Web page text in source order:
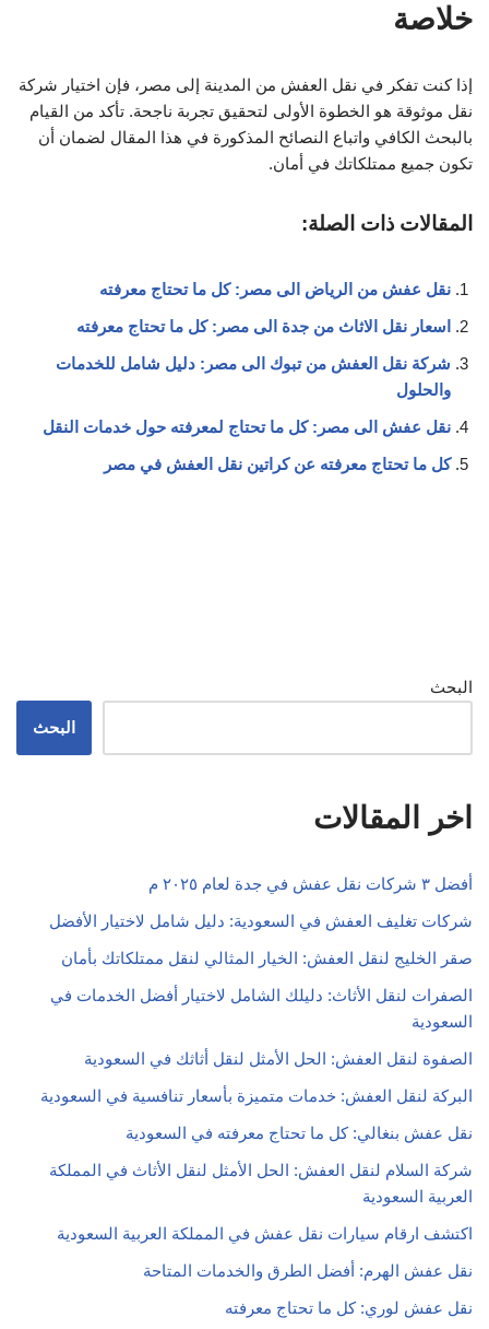
خلاصة
إذا كنت تفكر في نقل العفش من المدينة إلى مصر، فإن اختيار شركة
نقل موثوقة هو الخطوة الأولى لتحقيق تجربة ناجحة. تأكد من القيام
بالبحث الكافي واتباع النصائح المذكورة في هذا المقال لضمان أن
تكون جميع ممتلكاتك في أمان.
المقالات ذات الصلة:
نقل عفش من الرياض الى مصر: كل ما تحتاج معرفته
اسعار نقل الاثاث من جدة الى مصر: كل ما تحتاج معرفته
شركة نقل العفش من تبوك الى مصر: دليل شامل للخدمات
والحلول
نقل عفش الى مصر: كل ما تحتاج لمعرفته حول خدمات النقل
كل ما تحتاج معرفته عن كراتين نقل العفش في مصر
البحث
البحث
اخر المقالات
أفضل ٣ شركات نقل عفش في جدة لعام ٢٠٢٥ م
شركات تغليف العفش في السعودية: دليل شامل لاختيار الأفضل
صقر الخليج لنقل العفش: الخيار المثالي لنقل ممتلكاتك بأمان
الصفرات لنقل الأثاث: دليلك الشامل لاختيار أفضل الخدمات في
السعودية
الصفوة لنقل العفش: الحل الأمثل لنقل أثاثك في السعودية
البركة لنقل العفش: خدمات متميزة بأسعار تنافسية في السعودية
نقل عفش بنغالي: كل ما تحتاج معرفته في السعودية
شركة السلام لنقل العفش: الحل الأمثل لنقل الأثاث في المملكة
العربية السعودية
اكتشف ارقام سيارات نقل عفش في المملكة العربية السعودية
نقل عفش الهرم: أفضل الطرق والخدمات المتاحة
نقل عفش لوري: كل ما تحتاج معرفته